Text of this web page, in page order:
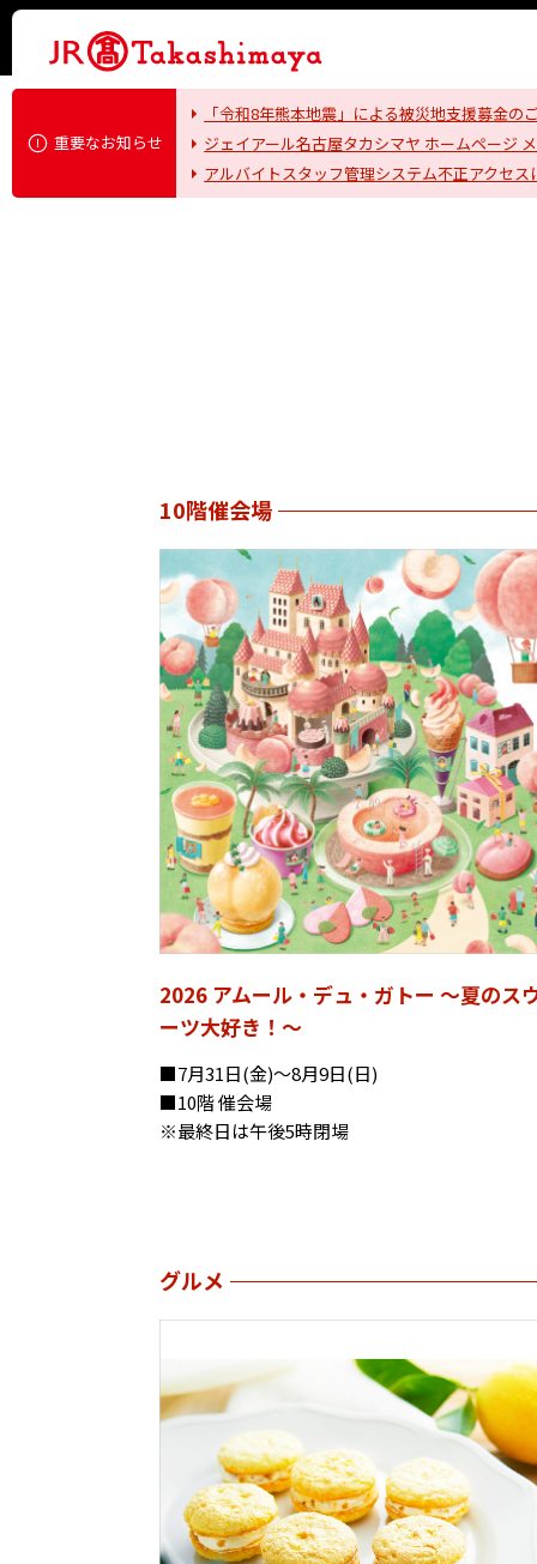
重要なお知らせ
「令和8年熊本地震」による被災地支援募金の
ジェイアール名古屋タカシマヤ ホームページ
アルバイトスタッフ管理システム不正アクセ
10階催会場
2026 アムール・デュ・ガトー 〜夏のス
ーツ大好き！〜
■7月31日(金)～8月9日(日)
■10階 催会場
※最終日は午後5時閉場
グルメ